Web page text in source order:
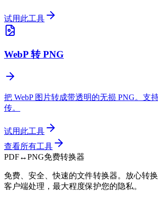
试用此工具
WebP 转 PNG
把 WebP 图片转成带透明的无损 PNG。支
传。
试用此工具
查看所有工具
PDF↔PNG免费转换器
免费、安全、快速的文件转换器。放心转
客户端处理，最大程度保护您的隐私。